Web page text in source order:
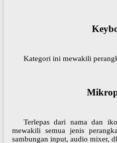
Kategori ini mewakili
Terlepas dari nama dan
mewakili semua jenis
sambungan input, audio mixer,